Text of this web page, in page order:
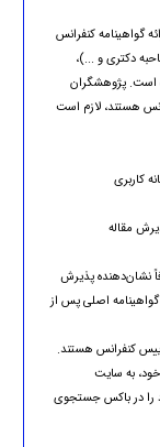
گواهینامه کنفرانس
دکتری و ...)،
است. پژوهشگران
هستند، لازم است
نشان‌دهنده پذیرش
اصلی پس از
کنفرانس هستند.
به سایت
را در باکس جستجوی